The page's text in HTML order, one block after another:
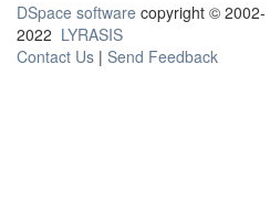
DSpace software copyright © 2002-
2022 LYRASIS
Contact Us | Send Feedback